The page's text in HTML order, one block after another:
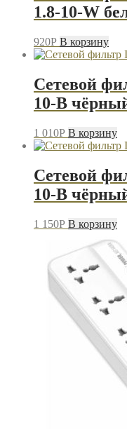
1.8-10-W
920P В корзину
Сетевой
10-B
1 010P В корзину
Сетевой
10-B
1 150P В корзину